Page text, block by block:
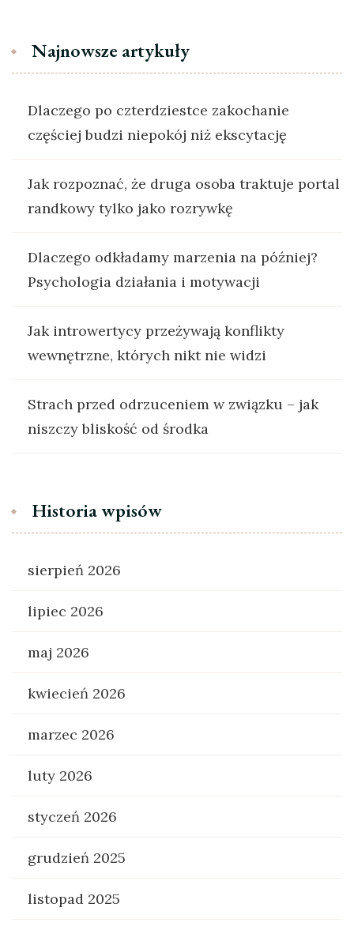
Najnowsze artykuły
Dlaczego po czterdziestce zakochanie
częściej budzi niepokój niż ekscytację
Jak rozpoznać, że druga osoba traktuje portal
randkowy tylko jako rozrywkę
Dlaczego odkładamy marzenia na później?
Psychologia działania i motywacji
Jak introwertycy przeżywają konflikty
wewnętrzne, których nikt nie widzi
Strach przed odrzuceniem w związku – jak
niszczy bliskość od środka
Historia wpisów
sierpień 2026
lipiec 2026
maj 2026
kwiecień 2026
marzec 2026
luty 2026
styczeń 2026
grudzień 2025
listopad 2025